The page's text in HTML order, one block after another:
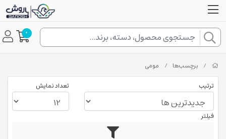
0
/ برچسب‌ها / مومی
ترتیب تعداد نمایش
فیلتر